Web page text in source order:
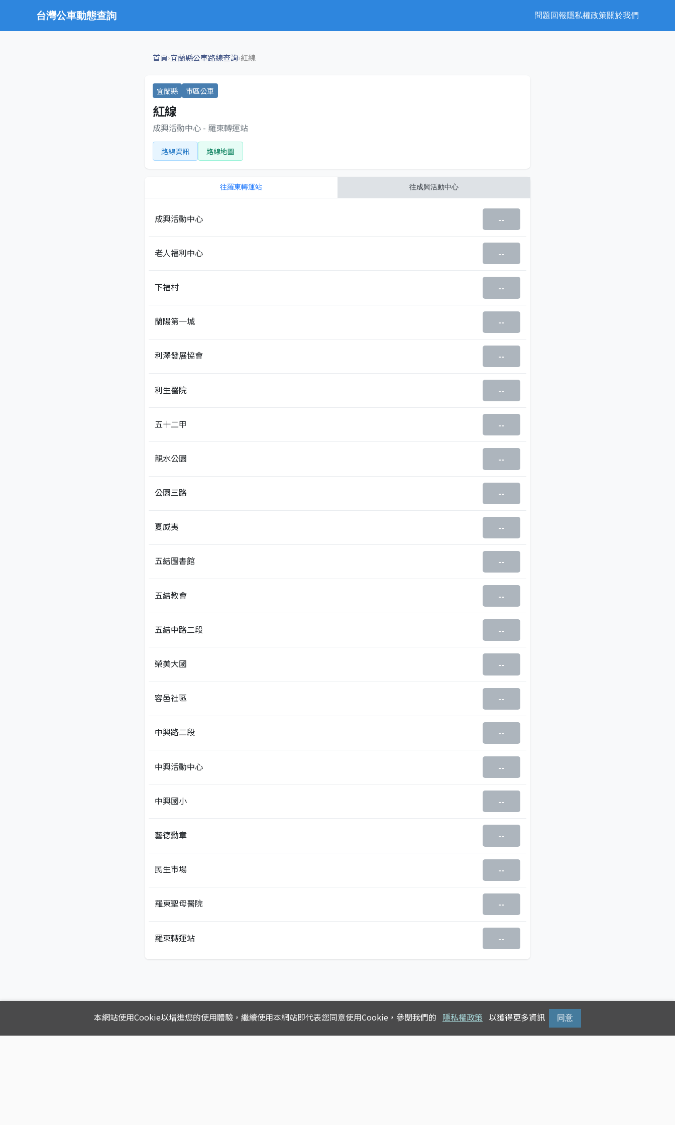
台灣公車動態查詢 問題回報隱私權政策關於我們
首頁›宜蘭縣公車路線查詢›紅線
宜蘭縣 市區公車
紅線
成興活動中心 - 羅東轉運站
路線資訊 路線地圖
往羅東轉運站 往成興活動中心
成興活動中心 --
老人福利中心 --
下福村 --
蘭陽第一城 --
利澤發展協會 --
利生醫院 --
五十二甲 --
親水公園 --
公園三路 --
夏威夷 --
五結圖書館 --
五結教會 --
五結中路二段 --
榮美大國 --
容邑社區 --
中興路二段 --
中興活動中心 --
中興國小 --
藝德勳章 --
民生市場 --
羅東聖母醫院 --
羅東轉運站 --
本網站使用Cookie以增進您的使用體驗， 繼續使用本網站即代表您同意使用Cookie，參閱我們的 隱私權政策 以獲得更多資訊 同意